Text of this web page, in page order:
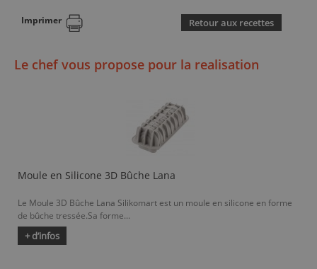
Imprimer Retour aux recettes
Le chef vous propose pour la realisation
Moule en Silicone 3D Bûche Lana
Le Moule 3D Bûche Lana Silikomart est un moule en silicone en forme
de bûche tressée.Sa forme...
+ d’infos